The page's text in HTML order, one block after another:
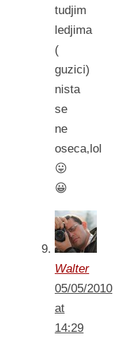
tudjim
ledjima
(
guzici)
nista
se
ne
oseca,lol
😛
😀
Walter
05/05/2010
at
14:29